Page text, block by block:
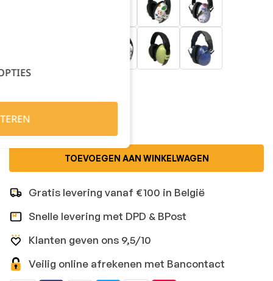
TOEVOEGEN AAN WINKELWAGEN
Gratis levering vanaf €100 in België
Snelle levering met DPD & BPost
Klanten geven ons 9,5/10
Veilig online afrekenen met Bancontact